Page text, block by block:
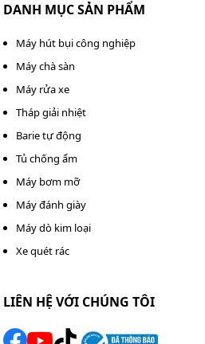
DANH MỤC SẢN PHẨM
Máy hút bụi công nghiệp
Máy chà sàn
Máy rửa xe
Tháp giải nhiệt
Barie tự động
Tủ chống ẩm
Máy bơm mỡ
Máy đánh giày
Máy dò kim loại
Xe quét rác
LIÊN HỆ VỚI CHÚNG TÔI